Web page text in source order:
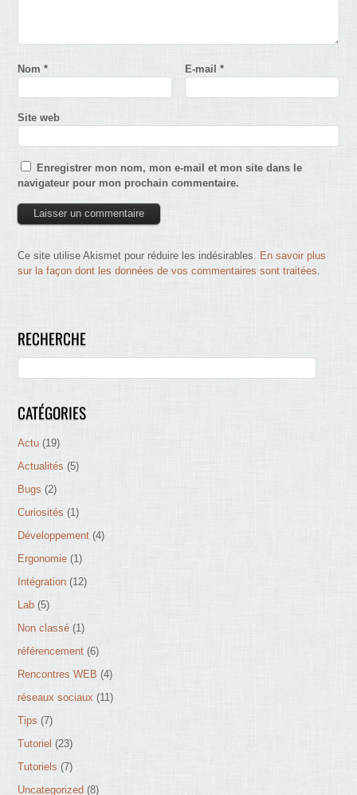
Nom* E-mail*
Site web
Enregistrer mon nom, mon e-mail et mon site dans le
navigateur pour mon prochain commentaire.
Ce site utilise Akismet pour réduire les indésirables.
En savoir plus
sur la façon dont les données de vos commentaires sont traitées
RECHERCHE
CATÉGORIES
Actu (19)
Actualités (5)
Bugs (2)
Curiosités (1)
Développement (4)
Ergonomie (1)
Intégration (12)
Lab (5)
Non classé (1)
référencement (6)
Rencontres WEB (4)
réseaux sociaux (11)
Tips (7)
Tutoriel (23)
Tutoriels (7)
Uncategorized (8)